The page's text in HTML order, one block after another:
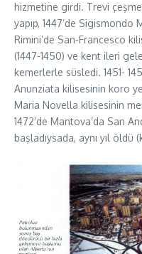
hizmetine girdi. Trevi
yapıp, 1447’de Sigismondo
Rimini’de San-Francesco
(1447-1450) ve kent ileri
kemerlerle süsledi. 1451-
Anunziata kilisesinin koro
Maria Novella kilisesinin
1472’de Mantova’da San
başladıysada, aynı yıl öldü